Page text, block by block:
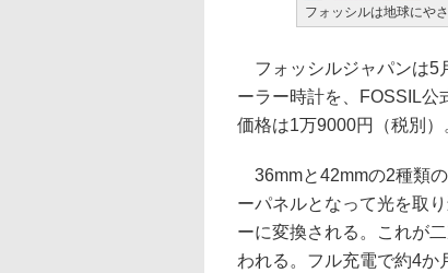
フォッシルは地球にや
フォッシルジャパンは5
ーラー時計を、FOSSIL公
価格は1万9000円（税別）
36mmと42mmの2種類
ーパネルとなって光を取
ーに変換される。これが
われる。フル充電で約4か